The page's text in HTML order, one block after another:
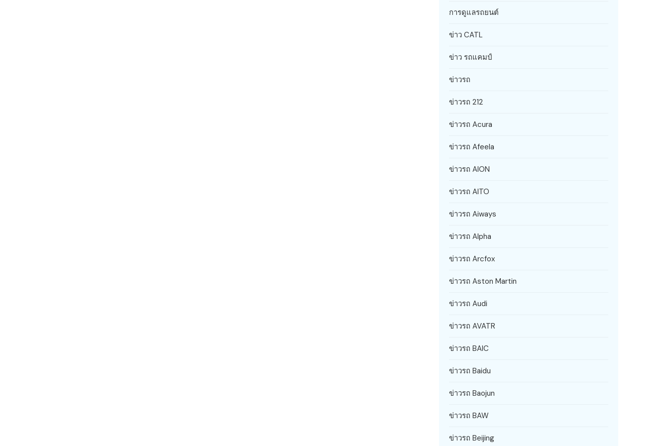
การดูแลรถยนต์
ข่าว CATL
ข่าว รถแคมป์
ข่าวรถ
ข่าวรถ 212
ข่าวรถ Acura
ข่าวรถ Afeela
ข่าวรถ AION
ข่าวรถ AITO
ข่าวรถ Aiways
ข่าวรถ Alpha
ข่าวรถ Arcfox
ข่าวรถ Aston Martin
ข่าวรถ Audi
ข่าวรถ AVATR
ข่าวรถ BAIC
ข่าวรถ Baidu
ข่าวรถ Baojun
ข่าวรถ BAW
ข่าวรถ Beijing